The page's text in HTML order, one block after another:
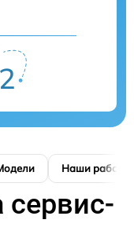
Наши работы